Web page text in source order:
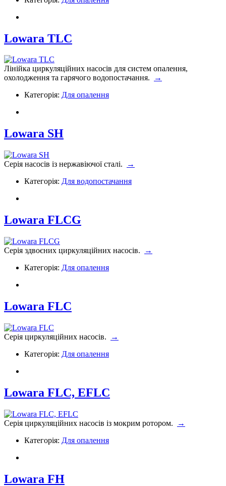
Lowara TLC
Лінійка циркуляційних насосів для систем опалення,
охолодження та гарячого водопостачання.
→
Категорія: Для опалення
Lowara SH
Серія насосів із нержавіючої сталі.
→
Категорія: Для водопостачання
Lowara FLCG
Серія здвоєних циркуляційних насосів.
→
Категорія: Для опалення
Lowara FLC
Серія циркуляційних насосів.
→
Категорія: Для опалення
Lowara FLC, EFLC
Серія циркуляційних насосів із мокрим ротором.
→
Категорія: Для опалення
Lowara FH